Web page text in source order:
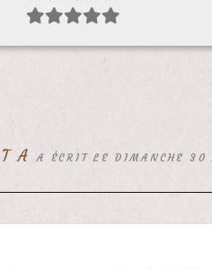
A A ÉCRIT LE DIMANCHE